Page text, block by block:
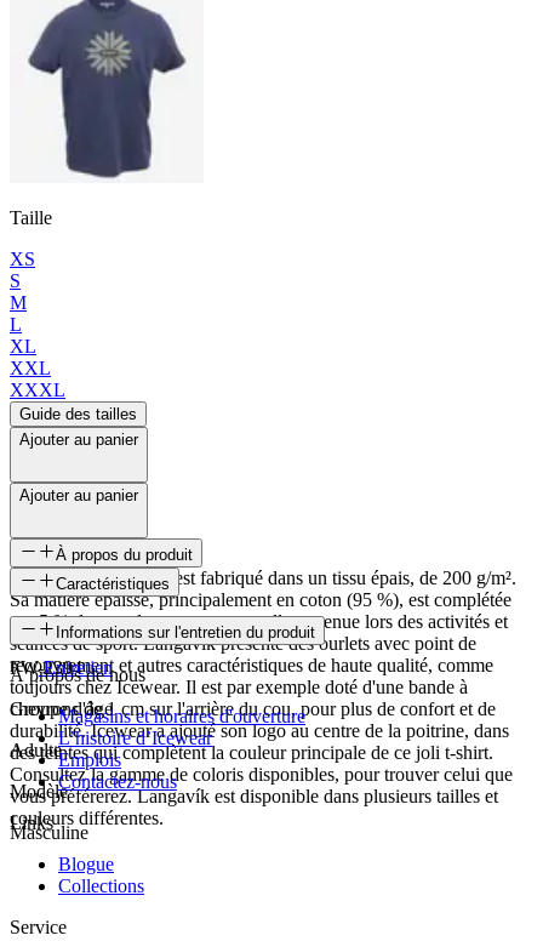
Taille
XS
S
M
L
XL
XXL
XXXL
Guide des tailles
Ajouter au panier
Ajouter au panier
À propos du produit
Le T-shirts Langavík est fabriqué dans un tissu épais, de 200 g/m².
Sa matière épaisse, principalement en coton (95 %), est complétée
par 5 % de spandex pour une excellente tenue lors des activités et
séances de sport. Langavík présente des ourlets avec point de
recouvrement et autres caractéristiques de haute qualité, comme
toujours chez Icewear. Il est par exemple doté d'une bande à
chevrons de 1 cm sur l'arrière du cou, pour plus de confort et de
durabilité. Icewear a ajouté son logo au centre de la poitrine, dans
des teintes qui complètent la couleur principale de ce joli t-shirt.
Consultez la gamme de coloris disponibles, pour trouver celui que
vous préférerez. Langavík est disponible dans plusieurs tailles et
couleurs différentes.
Caractéristiques
SKU
FW-2394
Groupe d'âge
Adulte
Modèle
Masculine
Informations sur l'entretien du produit
Entretien
À propos de nous
Magasins et horaires d'ouverture
L’histoire d’Icewear
Emplois
Contactez-nous
Links
Blogue
Collections
Service